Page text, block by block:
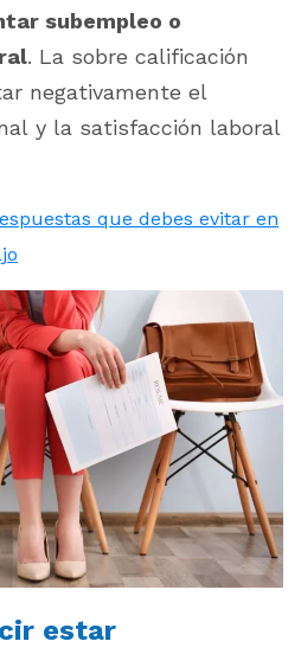
subempleo o
. La sobre calificación
negativamente el
y la satisfacción laboral
que debes evitar en
estar